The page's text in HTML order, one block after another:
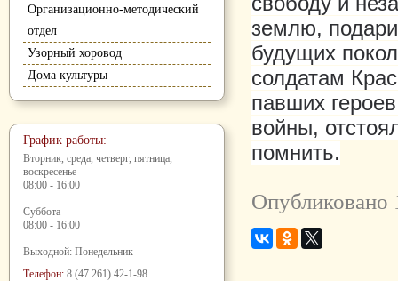
Организационно-методический
отдел
Узорный хоровод
Дома культуры
График работы:
Вторник, среда, четверг, пятница,
воскресенье
08:00 - 16:00
Суббота
08:00 - 16:00
Выходной: Понедельник
Телефон: 8 (47 261) 42-1-98
землю,
будущих
солдатам
павших
войны,
помнить.
Опубликовано